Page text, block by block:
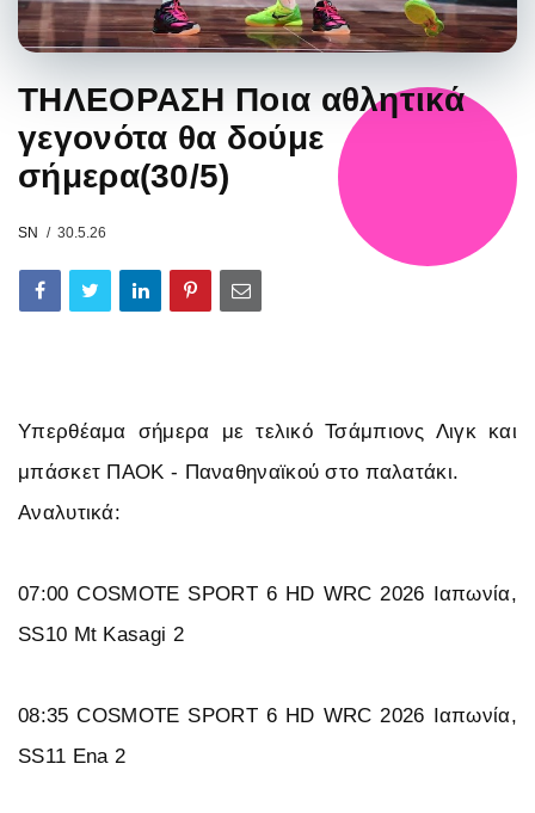
ΤΗΛΕΟΡΑΣΗ Ποια αθλητικά
γεγονότα θα δούμε
σήμερα(30/5)
SN 30.5.26
Υπερθέαμα σήμερα με τελικό Τσάμπιονς Λιγκ και
μπάσκετ ΠΑΟΚ - Παναθηναϊκού στο παλατάκι.
Αναλυτικά:
07:00 COSMOTE SPORT 6 HD WRC 2026 Ιαπωνία,
SS10 Mt Kasagi 2
08:35 COSMOTE SPORT 6 HD WRC 2026 Ιαπωνία,
SS11 Ena 2